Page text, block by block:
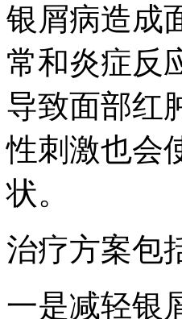
银屑病造成
常和炎症反
导致面部红
性刺激也会
状。
治疗方案包
一是减轻银